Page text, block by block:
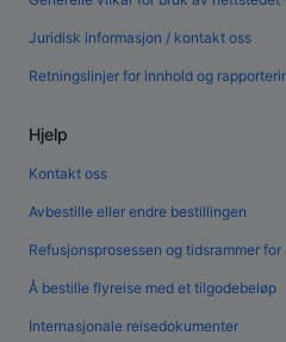
Juridisk informasjon / kontakt oss
Retningslinjer for innhold og
Hjelp
Kontakt oss
Avbestille eller endre bestillingen
Refusjonsprosessen og tidsrammer for
Å bestille flyreise med et tilgodebeløp
Internasjonale reisedokumenter